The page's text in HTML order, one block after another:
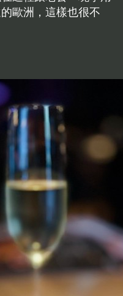
歐洲，這樣也很不